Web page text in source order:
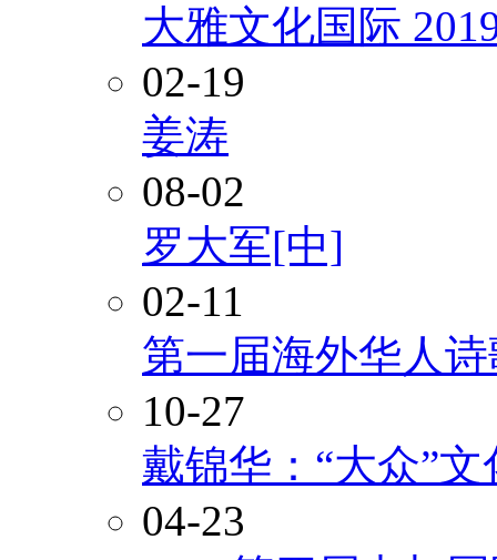
大雅文化国际
02-19
姜涛
08-02
罗大军[中]
02-11
第一届海外华人
10-27
戴锦华：“大众”
04-23